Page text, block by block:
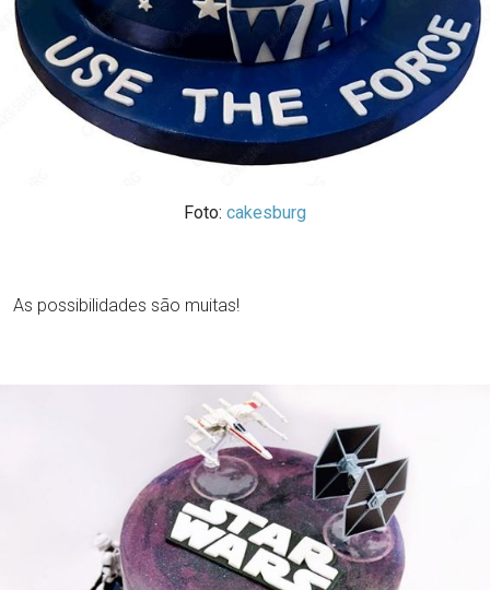
Foto: cakesburg
As possibilidades são muitas!